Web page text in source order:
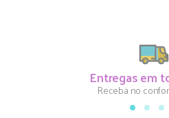
Entregas em
Receba no